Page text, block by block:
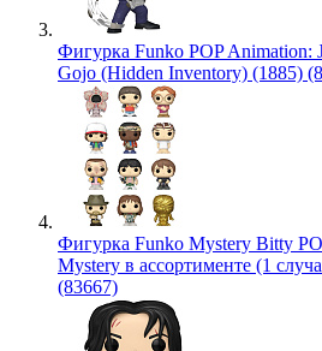
Фигурка Funko POP Animation:
Gojo (Hidden Inventory) (1885)
Фигурка Funko Mystery Bitty
Mystery в ассортименте (1
(83667)